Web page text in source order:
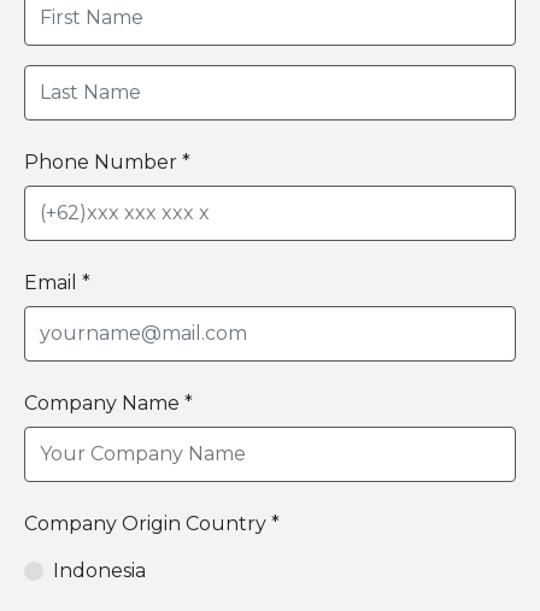
Phone Number *
Email *
Company Name *
Company Origin Country *
Indonesia